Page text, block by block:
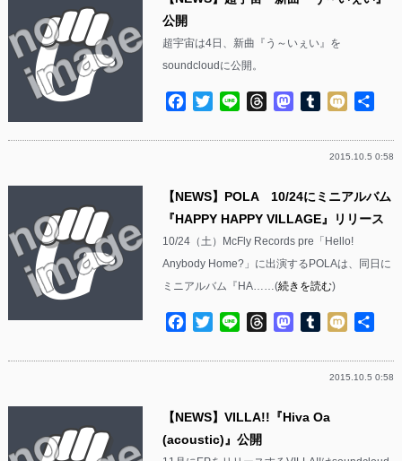
公開
超宇宙は4日、新曲『う～いぇい』を
soundcloudに公開。
Facebook
TwitterLine ThreadsMastodon
Tumblr
Mixi
2015.10.5 0:58
【NEWS】POLA 10/24にミニアルバム
『HAPPY HAPPY VILLAGE』リリース
10/24（土）McFly Records pre「Hello!
Anybody Home?」に出演するPOLAは、同日に
ミニアルバム『HA……(続きを読む)
Facebook
TwitterLine ThreadsMastodon
Tumblr
Mixi
2015.10.5 0:58
【NEWS】VILLA!!『Hiva Oa
(acoustic)』公開